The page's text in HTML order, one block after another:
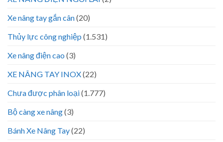
Xe nâng tay gắn cân(20)
Thủy lực công nghiệp (1.531)
Xe nâng điện cao (3)
XE NÂNG TAY INOX(22)
Chưa được phân loại(1.777)
Bộ càng xe nâng(3)
Bánh Xe Nâng Tay(22)